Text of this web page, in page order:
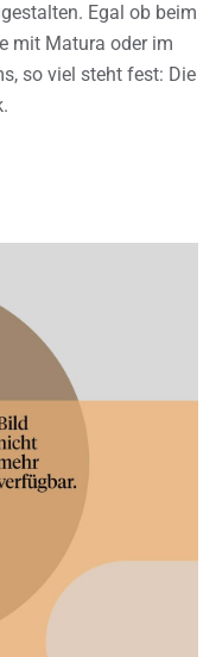
Egal ob beim
mit Matura oder im
so viel steht fest: Die